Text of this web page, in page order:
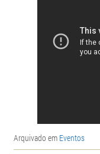
Arquivado em Eventos